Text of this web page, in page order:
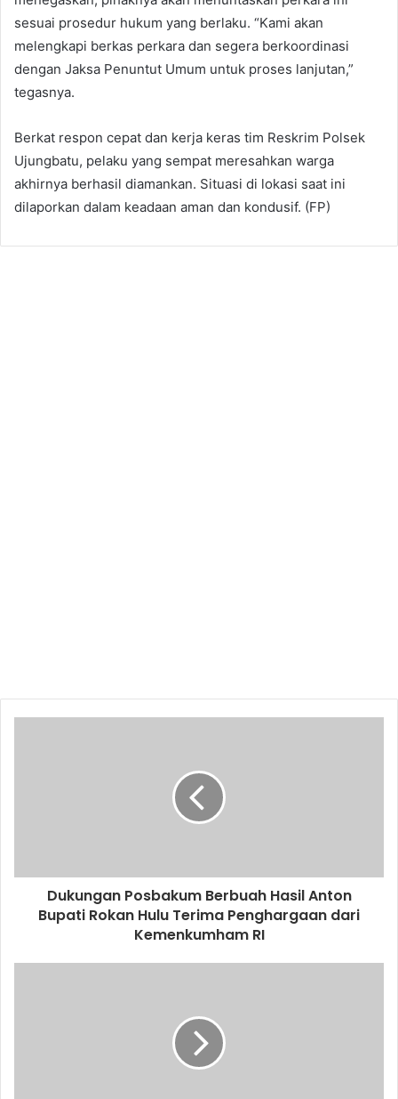
sesuai prosedur hukum yang berlaku. “Kami akan
melengkapi berkas perkara dan segera berkoordinasi
dengan Jaksa Penuntut Umum untuk proses lanjutan,”
tegasnya.
Berkat respon cepat dan kerja keras tim Reskrim Polsek
Ujungbatu, pelaku yang sempat meresahkan warga
akhirnya berhasil diamankan. Situasi di lokasi saat ini
dilaporkan dalam keadaan aman dan kondusif. (FP)
Dukungan Posbakum Berbuah Hasil Anton
Bupati Rokan Hulu Terima Penghargaan dari
Kemenkumham RI